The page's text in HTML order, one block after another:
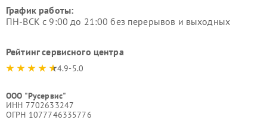
График работы:
ПН-ВСК с 9:00 до 21:00 без перерывов и выходных
Рейтинг сервисного центра
4.9-5.0
ООО "Русервис"
ИНН 7702633247
ОГРН 1077746335776